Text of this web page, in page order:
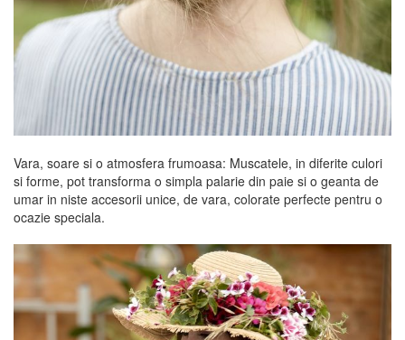
Vara, soare si o atmosfera frumoasa: Muscatele, in diferite culori
si forme, pot transforma o simpla palarie din paie si o geanta de
umar in niste accesorii unice, de vara, colorate perfecte pentru o
ocazie speciala.